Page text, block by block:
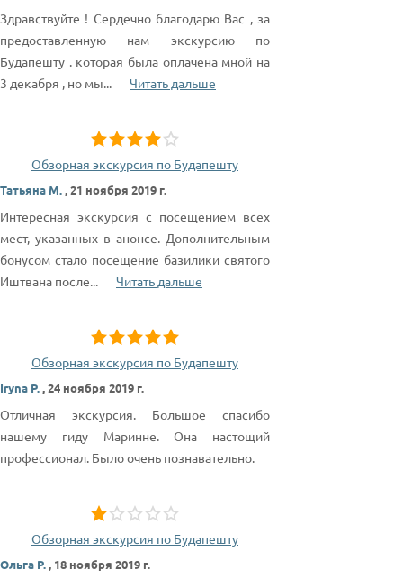
Здравствуйте ! Сердечно благодарю Вас , за
предоставленную нам экскурсию по
Будапешту . которая была оплачена мной на
3 декабря , но мы... Читать дальше
Обзорная экскурсия по Будапешту
Татьяна М.,21 ноября 2019 г.
Интересная экскурсия с посещением всех
мест, указанных в анонсе. Дополнительным
бонусом стало посещение базилики святого
Иштвана после... Читать дальше
Обзорная экскурсия по Будапешту
Iryna P.,24 ноября 2019 г.
Отличная экскурсия. Большое спасибо
нашему гиду Маринне. Она настощий
профессионал. Было очень познавательно.
Обзорная экскурсия по Будапешту
Ольга Р., 18 ноября 2019 г.